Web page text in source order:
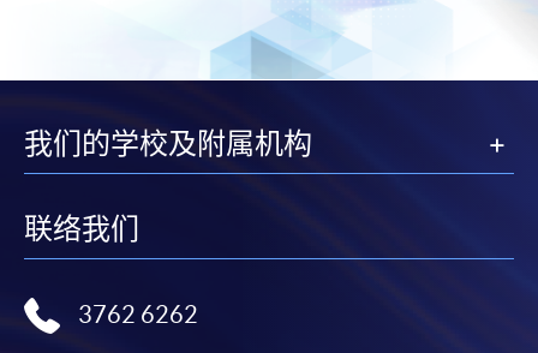
我们的学校及附属机构
联络我们
3762 6262